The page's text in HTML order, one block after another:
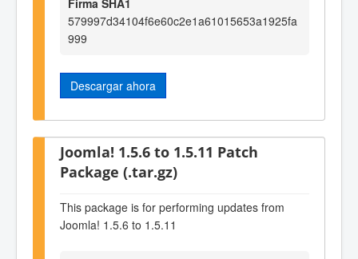
Firma SHA1
579997d34104f6e60c2e1a61015653a1925fa
999
Descargar ahora
Joomla! 1.5.6 to 1.5.11 Patch
Package (.tar.gz)
This package is for performing updates from
Joomla! 1.5.6 to 1.5.11